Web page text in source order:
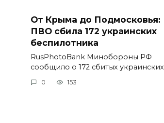
От Крыма до Подмосковья:
ПВО сбила 172 украинских
беспилотника
RusPhotoBank Минобороны РФ
сообщило о 172 сбитых украинских
0 153